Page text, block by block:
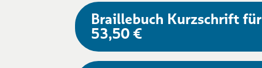
Braillebuch Kurzschrift für
53,50 €